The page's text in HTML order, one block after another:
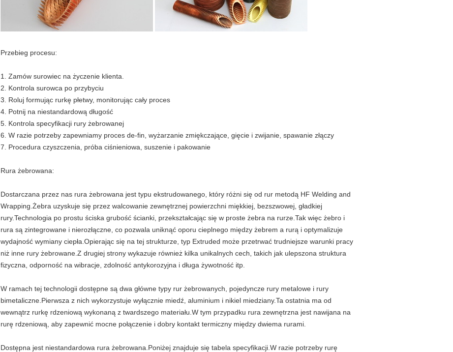
Przebieg procesu:
1. Zamów surowiec na życzenie klienta.
2. Kontrola surowca po przybyciu
3. Roluj formując rurkę płetwy, monitorując cały proces
4. Potnij na niestandardową długość
5. Kontrola specyfikacji rury żebrowanej
6. W razie potrzeby zapewniamy proces de-fin, wyżarzanie zmiękczające, gięcie i zwijanie, spawanie złączy
7. Procedura czyszczenia, próba ciśnieniowa, suszenie i pakowanie
Rura żebrowana:
Dostarczana przez nas rura żebrowana jest typu ekstrudowanego, który różni się od rur metodą HF Welding and
Wrapping.Żebra uzyskuje się przez walcowanie zewnętrznej powierzchni miękkiej, bezszwowej, gładkiej
rury.Technologia po prostu ściska grubość ścianki, przekształcając się w proste żebra na rurze.Tak więc żebro i
rura są zintegrowane i nierozłączne, co pozwala uniknąć oporu cieplnego między żebrem a rurą i optymalizuje
wydajność wymiany ciepła.Opierając się na tej strukturze, typ Extruded może przetrwać trudniejsze warunki pracy
niż inne rury żebrowane.Z drugiej strony wykazuje również kilka unikalnych cech, takich jak ulepszona struktura
fizyczna, odporność na wibracje, zdolność antykorozyjna i długa żywotność itp.
W ramach tej technologii dostępne są dwa główne typy rur żebrowanych, pojedyncze rury metalowe i rury
bimetaliczne.Pierwsza z nich wykorzystuje wyłącznie miedź, aluminium i nikiel miedziany.Ta ostatnia ma od
wewnątrz rurkę rdzeniową wykonaną z twardszego materiału.W tym przypadku rura zewnętrzna jest nawijana na
rurę rdzeniową, aby zapewnić mocne połączenie i dobry kontakt termiczny między dwiema rurami.
Dostępna jest niestandardowa rura żebrowana.Poniżej znajduje się tabela specyfikacji.W razie potrzeby rurę